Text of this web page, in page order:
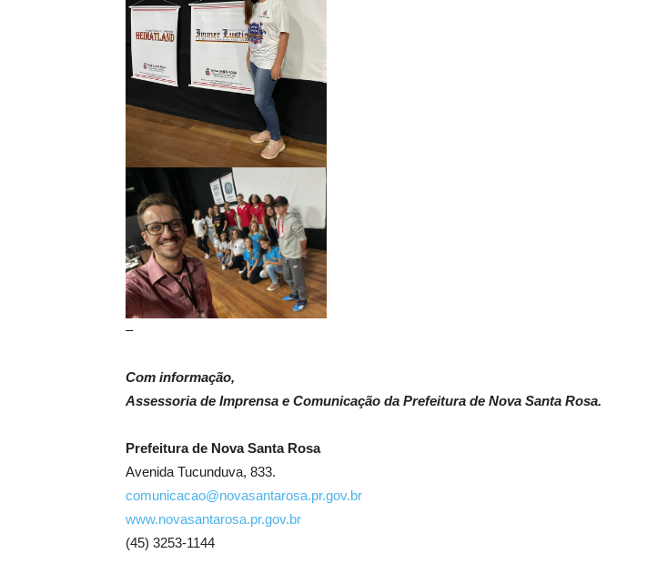
–
Com informação,
Assessoria de Imprensa e Comunicação da Prefeitura de Nova Santa Rosa.
Prefeitura de Nova Santa Rosa
Avenida Tucunduva, 833.
comunicacao@novasantarosa.pr.gov.br
www.novasantarosa.pr.gov.br
(45) 3253-1144